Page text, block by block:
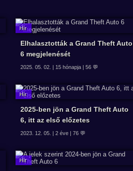
Elhalasztották a Grand Theft Auto
6 megjelenését
2025. 05. 02. | 15 hónapja | 56 💬
2025-ben jön a Grand Theft Auto
6, itt az első előzetes
2023. 12. 05. | 2 éve | 76 💬